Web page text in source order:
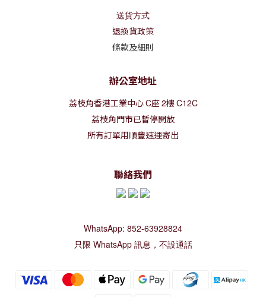
送貨方式
退換貨政策
條款及細則
辦公室地址
荔枝角香港工業中心C座2樓C12C
荔枝角門市已暫停開放
所有訂單用順豐速運寄出
聯絡我們
WhatsApp: 852-63928824
只限 WhatsApp 訊息，不設通話